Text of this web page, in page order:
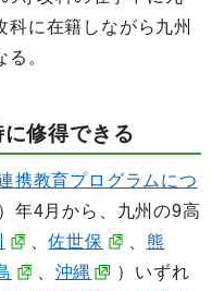
科に在籍しながら九州
。
修得できる
携教育プログラムにつ
年4月から、九州の9高
、佐世保
熊
沖縄
）いずれ